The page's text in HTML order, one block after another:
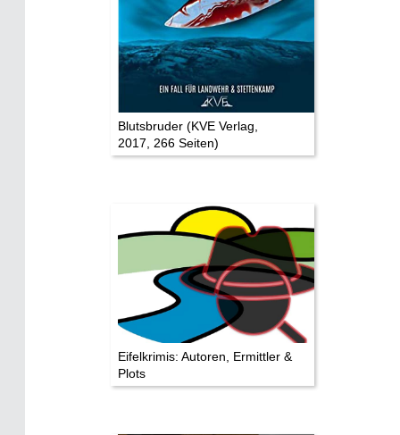
Eifelkarte:
Drehorte & Tatorte
Eifelkrimi: Keine Gutenachtgeschichte
Die Autoren
Die Stars:
Wer hat wo gedreht?
Impressum
Datenschutz
Blutsbruder (KVE Verlag,
2017, 266 Seiten)
Eifelkrimis: Autoren, Ermittler &
Plots